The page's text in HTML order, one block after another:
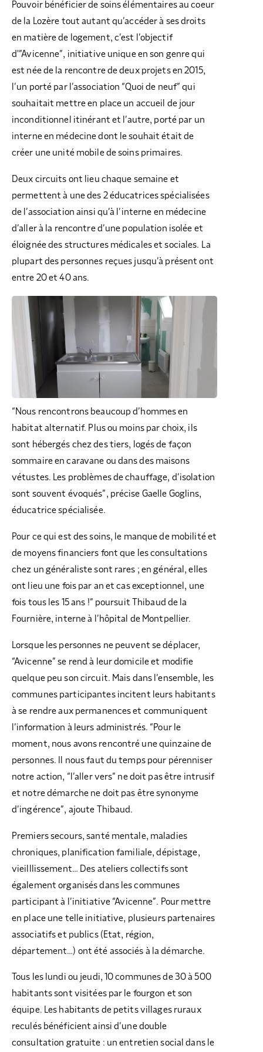
Pouvoir bénéficier de soins élémentaires au coeur
de la Lozère tout autant qu’accéder à ses droits
en matière de logement, c’est l’objectif
d'”Avicenne”, initiative unique en son genre qui
est née de la rencontre de deux projets en 2015,
l’un porté par l’association “Quoi de neuf” qui
souhaitait mettre en place un accueil de jour
inconditionnel itinérant et l’autre, porté par un
interne en médecine dont le souhait était de
créer une unité mobile de soins primaires.
Deux circuits ont lieu chaque semaine et
permettent à une des 2 éducatrices spécialisées
de l’association ainsi qu’à l’interne en médecine
d’aller à la rencontre d’une population isolée et
éloignée des structures médicales et sociales. La
plupart des personnes reçues jusqu’à présent ont
entre 20 et 40 ans.
“Nous rencontrons beaucoup d’hommes en
habitat alternatif. Plus ou moins par choix, ils
sont hébergés chez des tiers, logés de façon
sommaire en caravane ou dans des maisons
vétustes. Les problèmes de chauffage, d’isolation
sont souvent évoqués”, précise Gaelle Goglins,
éducatrice spécialisée.
Pour ce qui est des soins, le manque de mobilité et
de moyens financiers font que les consultations
chez un généraliste sont rares ; en général, elles
ont lieu une fois par an et cas exceptionnel, une
fois tous les 15 ans !” poursuit Thibaud de la
Fournière, interne à l’hôpital de Montpellier.
Lorsque les personnes ne peuvent se déplacer,
“Avicenne” se rend à leur domicile et modifie
quelque peu son circuit. Mais dans l’ensemble, les
communes participantes incitent leurs habitants
à se rendre aux permanences et communiquent
l’information à leurs administrés. “Pour le
moment, nous avons rencontré une quinzaine de
personnes. Il nous faut du temps pour pérenniser
notre action, “l’aller vers” ne doit pas être intrusif
et notre démarche ne doit pas être synonyme
d’ingérence”, ajoute Thibaud.
Premiers secours, santé mentale, maladies
chroniques, planification familiale, dépistage,
vieilllissement… Des ateliers collectifs sont
également organisés dans les communes
participant à l’initiative “Avicenne”. Pour mettre
en place une telle initiative, plusieurs partenaires
associatifs et publics (Etat, région,
département…) ont été associés à la démarche.
Tous les lundi ou jeudi, 10 communes de 30 à 500
habitants sont visitées par le fourgon et son
équipe. Les habitants de petits villages ruraux
reculés bénéficient ainsi d’une double
consultation gratuite : un entretien social dans le